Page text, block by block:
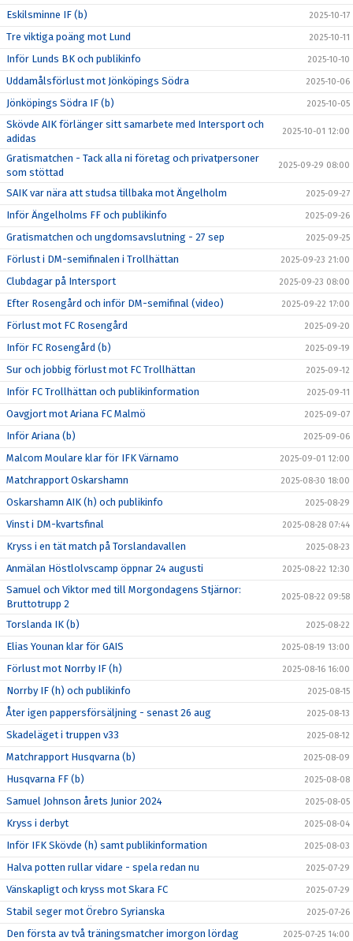
Eskilsminne IF (b) 2025-10-17
Tre viktiga poäng mot Lund 2025-10-11
Inför Lunds BK och publikinfo 2025-10-10
Uddamålsförlust mot Jönköpings Södra 2025-10-06
Jönköpings Södra IF (b) 2025-10-05
Skövde AIK förlänger sitt samarbete med Intersport och
adidas
2025-10-01 12:00
Gratismatchen - Tack alla ni företag och privatpersoner
som stöttad
2025-09-29 08:00
SAIK var nära att studsa tillbaka mot Ängelholm 2025-09-27
Inför Ängelholms FF och publikinfo 2025-09-26
Gratismatchen och ungdomsavslutning - 27 sep 2025-09-25
Förlust i DM-semifinalen i Trollhättan 2025-09-23 21:00
Clubdagar på Intersport 2025-09-23 08:00
Efter Rosengård och inför DM-semifinal (video) 2025-09-22 17:00
Förlust mot FC Rosengård 2025-09-20
Inför FC Rosengård (b) 2025-09-19
Sur och jobbig förlust mot FC Trollhättan 2025-09-12
Inför FC Trollhättan och publikinformation 2025-09-11
Oavgjort mot Ariana FC Malmö 2025-09-07
Inför Ariana (b) 2025-09-06
Malcom Moulare klar för IFK Värnamo 2025-09-01 12:00
Matchrapport Oskarshamn 2025-08-30 18:00
Oskarshamn AIK (h) och publikinfo 2025-08-29
Vinst i DM-kvartsfinal 2025-08-28 07:44
Kryss i en tät match på Torslandavallen 2025-08-23
Anmälan Höstlolvscamp öppnar 24 augusti 2025-08-22 12:30
Samuel och Viktor med till Morgondagens Stjärnor:
Bruttotrupp 2
2025-08-22 09:58
Torslanda IK (b) 2025-08-22
Elias Younan klar för GAIS 2025-08-19 13:00
Förlust mot Norrby IF (h) 2025-08-16 16:00
Norrby IF (h) och publikinfo 2025-08-15
Åter igen pappersförsäljning - senast 26 aug 2025-08-13
Skadeläget i truppen v33 2025-08-12
Matchrapport Husqvarna (b) 2025-08-09
Husqvarna FF (b) 2025-08-08
Samuel Johnson årets Junior 2024 2025-08-05
Kryss i derbyt 2025-08-04
Inför IFK Skövde (h) samt publikinformation 2025-08-03
Halva potten rullar vidare - spela redan nu 2025-07-29
Vänskapligt och kryss mot Skara FC 2025-07-29
Stabil seger mot Örebro Syrianska 2025-07-26
Den första av två träningsmatcher imorgon lördag 2025-07-25 14:00